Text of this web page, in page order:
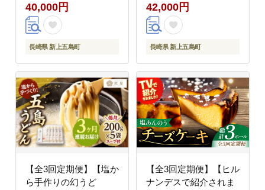
40,000円
長崎県 新上五島町
42,000円
長崎県 新上五島町
【全3回定期便】【塩か
ら手作りの幻うど
【全3回定期便】【ヒル
ナンデスで紹介されま